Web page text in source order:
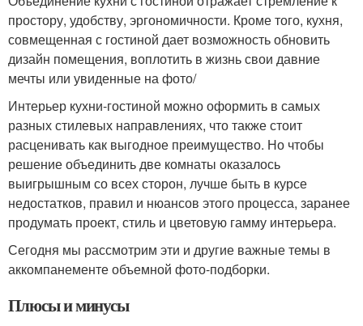
простору, удобству, эргономичности. Кроме того, кухня,
совмещенная с гостиной дает возможность обновить
дизайн помещения, воплотить в жизнь свои давние
мечты или увиденные на фото/
Интерьер кухни-гостиной можно оформить в самых
разных стилевых направлениях, что также стоит
расценивать как выгодное преимущество. Но чтобы
решение объединить две комнаты оказалось
выигрышным со всех сторон, лучше быть в курсе
недостатков, правил и нюансов этого процесса, заранее
продумать проект, стиль и цветовую гамму интерьера.
Сегодня мы рассмотрим эти и другие важные темы в
аккомпанементе объемной фото-подборки.
Плюсы и минусы